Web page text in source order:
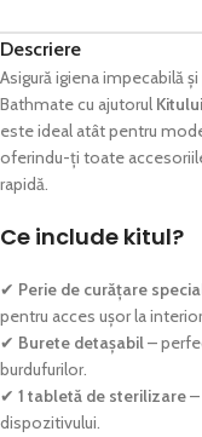
Descriere
Asigură igiena impecabilă
Bathmate cu ajutorul
este ideal atât pentru
oferindu-ți toate
rapidă.
Ce include kitul?
✔ Perie de curățare
pentru acces ușor la
✔ Burete detașabil–
burdufurilor.
✔ 1 tabletă de sterilizare
dispozitivului.